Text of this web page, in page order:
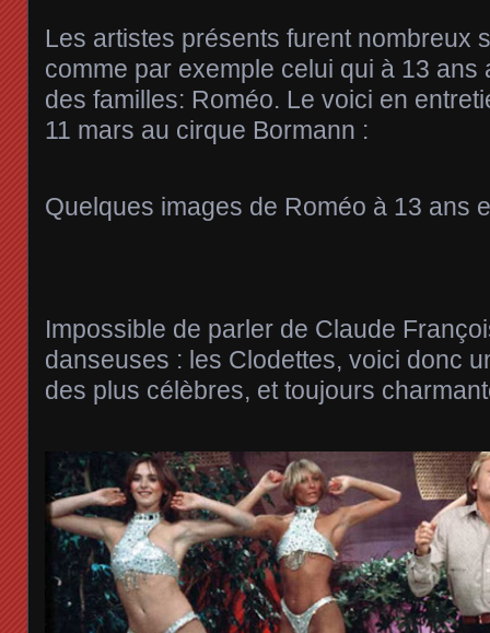
Les artistes présents furent nombreux
comme par exemple celui qui à 13
des familles: Roméo. Le voici en
11 mars au cirque Bormann :
Quelques images de Roméo à 13 ans
Impossible de parler de Claude
danseuses : les Clodettes, voici donc
des plus célèbres, et toujours